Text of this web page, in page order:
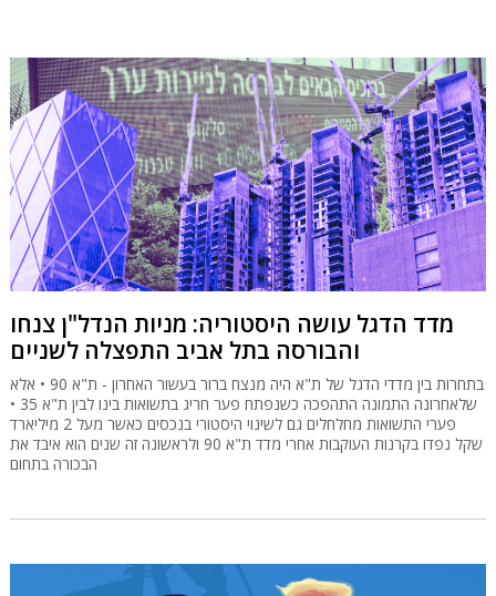
מדד הדגל עושה היסטוריה: מניות הנדל"ן צנחו
והבורסה בתל אביב התפצלה לשניים
בתחרות בין מדדי הדגל של ת"א היה מנצח ברור בעשור האחרון - ת"א 90 • אלא
שלאחרונה התמונה התהפכה כשנפתח פער חריג בתשואות בינו לבין ת"א 35 •
פערי התשואות מחלחלים גם לשינוי היסטורי בנכסים כאשר מעל 2 מיליארד
שקל נפדו בקרנות העוקבות אחרי מדד ת"א 90 ולראשונה זה שנים הוא איבד את
הבכורה בתחום